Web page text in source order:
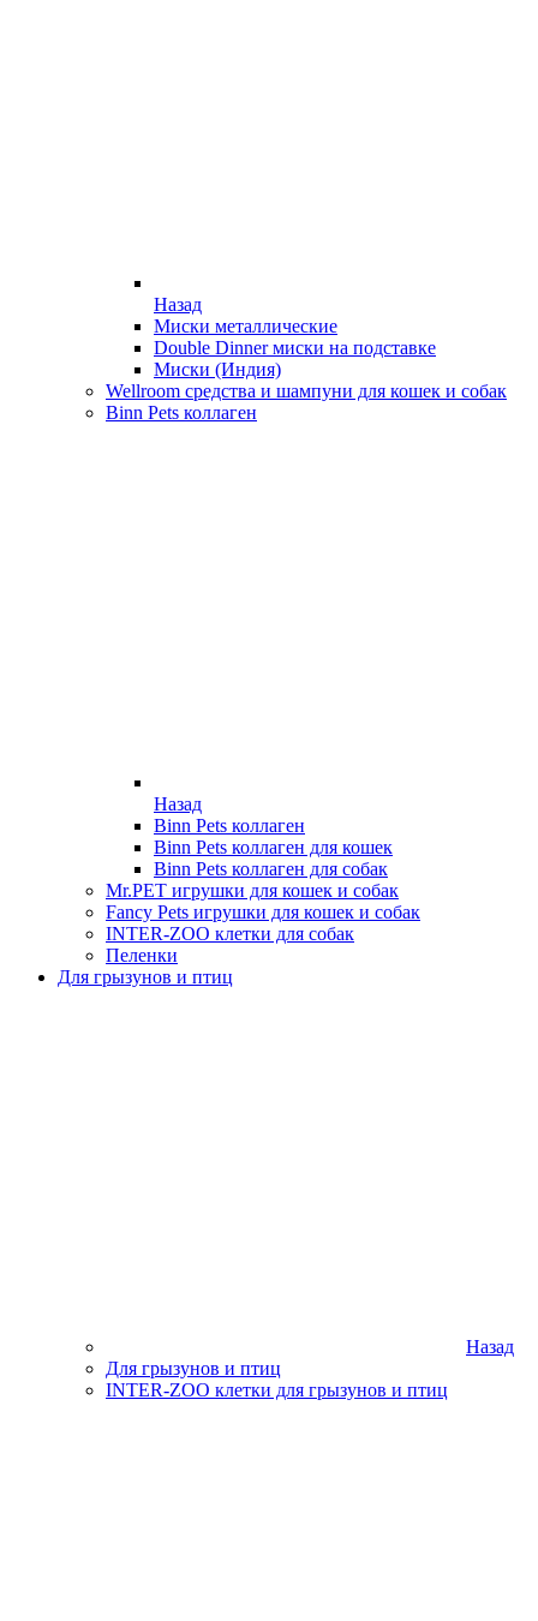
Назад
Миски металлические
Double Dinner миски на подставке
Миски (Индия)
Wellroom средства и шампуни для кошек и собак
Binn Pets коллаген
Назад
Binn Pets коллаген
Binn Pets коллаген для кошек
Binn Pets коллаген для собак
Mr.PET игрушки для кошек и собак
Fancy Pets игрушки для кошек и собак
INTER-ZOO клетки для собак
Пеленки
Для грызунов и птиц
Назад
Для грызунов и птиц
INTER-ZOO клетки для грызунов и птиц